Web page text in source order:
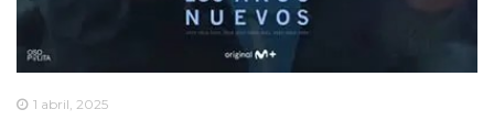
1 abril, 2025